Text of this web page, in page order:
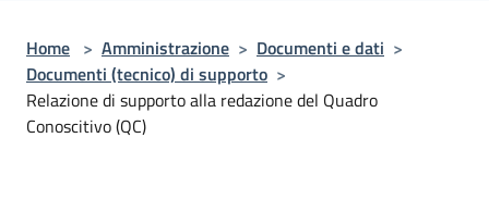
Home > Amministrazione > Documenti e dati >
Documenti (tecnico) di supporto >
Relazione di supporto alla redazione del Quadro
Conoscitivo (QC)